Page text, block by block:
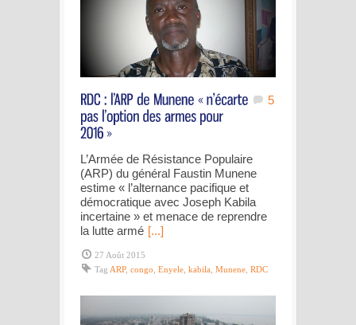
5
L’Armée de Résistance Populaire
(ARP) du général Faustin Munene
estime « l’alternance pacifique et
démocratique avec Joseph Kabila
incertaine » et menace de reprendre
la lutte armé [...]
27 Août 2015
Tag ARP, congo Enyele kabila Munene RDC